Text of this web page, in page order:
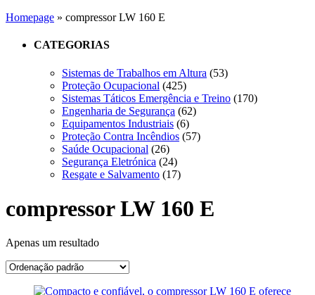
Homepage » compressor LW 160 E
CATEGORIAS
Sistemas de Trabalhos em Altura (53)
Proteção Ocupacional (425)
Sistemas Táticos Emergência e Treino (170)
Engenharia de Segurança (62)
Equipamentos Industriais (6)
Proteção Contra Incêndios (57)
Saúde Ocupacional (26)
Segurança Eletrónica (24)
Resgate e Salvamento (17)
compressor LW 160 E
Apenas um resultado